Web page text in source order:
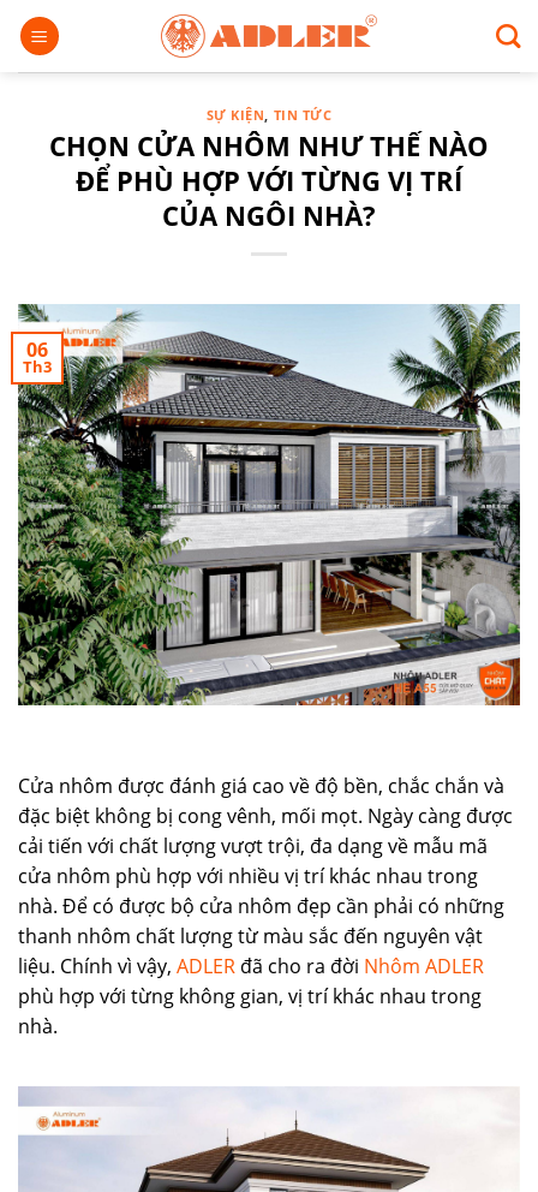
Chuyển
đến
nội
SỰ KIỆN, TIN TỨC
CHỌN CỬA NHÔM NHƯ THẾ NÀO
ĐỂ PHÙ HỢP VỚI TỪNG VỊ TRÍ
CỦA NGÔI NHÀ?
06
Th3
Cửa nhôm được đánh giá cao về độ bền, chắc chắn và
đặc biệt không bị cong vênh, mối mọt. Ngày càng được
cải tiến với chất lượng vượt trội, đa dạng về mẫu mã
cửa nhôm phù hợp với nhiều vị trí khác nhau trong
nhà. Để có được bộ cửa nhôm đẹp cần phải có những
thanh nhôm chất lượng từ màu sắc đến nguyên vật
liệu. Chính vì vậy, ADLER đã cho ra đời Nhôm ADLER
phù hợp với từng không gian, vị trí khác nhau trong
nhà.